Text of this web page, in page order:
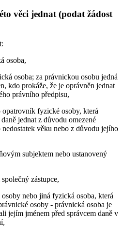
věci jednat (podat žádost
osoba,
osoba; za právnickou osobu jedná
kdo prokáže, že je oprávněn jednat
právního předpisu,
opatrovník fyzické osoby, která
jednat z důvodu omezené
věku nebo z důvodu jejího
subjektem nebo ustanovený
zástupce,
nebo jiná fyzická osoba, která
osoby - právnická osoba je
jejím jménem před správcem daně v